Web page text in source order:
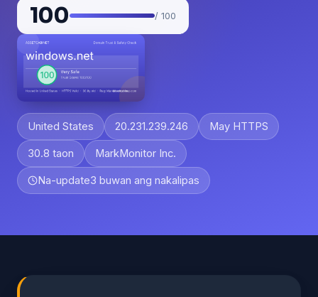
100 / 100
United States 20.231.239.246 May HTTPS
30.8 taon MarkMonitor Inc.
Na-update3 buwan ang nakalipas